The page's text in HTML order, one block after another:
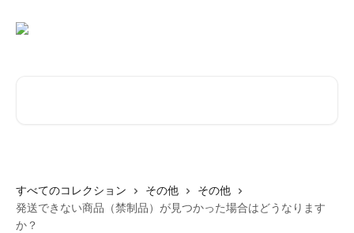
すべてのコレクション その他
その他
発送できない商品（禁制品）が見つかった場合はどうなります
か？